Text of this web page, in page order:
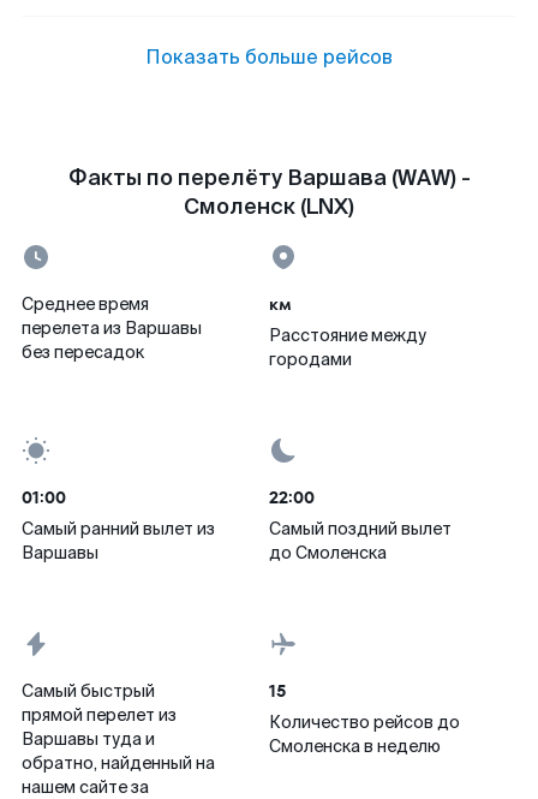
Показать больше рейсов
Факты по перелёту Варшава (WAW) -
Смоленск (LNX)
Среднее время
перелета из Варшавы
без пересадок
км
Расстояние между
городами
01:00
Самый ранний вылет из
Варшавы
22:00
Самый поздний вылет
до Смоленска
Самый быстрый
прямой перелет из
Варшавы туда и
обратно, найденный на
нашем сайте за
15
Количество рейсов до
Смоленска в неделю